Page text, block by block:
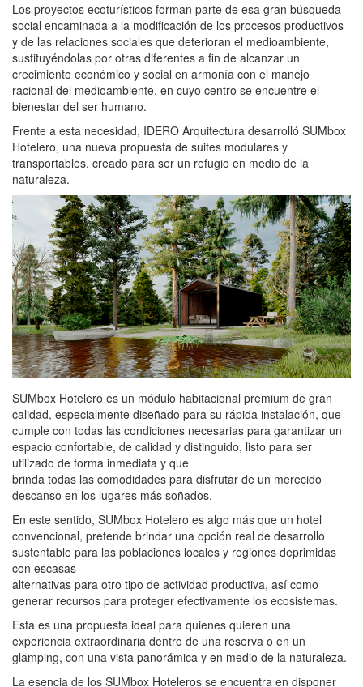
Los proyectos ecoturísticos forman parte de esa gran búsqueda
social encaminada a la modificación de los procesos productivos
y de las relaciones sociales que deterioran el medioambiente,
sustituyéndolas por otras diferentes a fin de alcanzar un
crecimiento económico y social en armonía con el manejo
racional del medioambiente, en cuyo centro se encuentre el
bienestar del ser humano.
Frente a esta necesidad, IDERO Arquitectura desarrolló SUMbox
Hotelero, una nueva propuesta de suites modulares y
transportables, creado para ser un refugio en medio de la
naturaleza.
SUMbox Hotelero es un módulo habitacional premium de gran
calidad, especialmente diseñado para su rápida instalación, que
cumple con todas las condiciones necesarias para garantizar un
espacio confortable, de calidad y distinguido, listo para ser
utilizado de forma inmediata y que
brinda todas las comodidades para disfrutar de un merecido
descanso en los lugares más soñados.
En este sentido, SUMbox Hotelero es algo más que un hotel
convencional, pretende brindar una opción real de desarrollo
sustentable para las poblaciones locales y regiones deprimidas
con escasas
alternativas para otro tipo de actividad productiva, así como
generar recursos para proteger efectivamente los ecosistemas.
Esta es una propuesta ideal para quienes quieren una
experiencia extraordinaria dentro de una reserva o en un
glamping, con una vista panorámica y en medio de la naturaleza.
La esencia de los SUMbox Hoteleros se encuentra en disponer